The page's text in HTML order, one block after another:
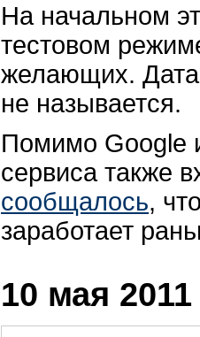
На начальном
тестовом
желающих. Дата
не называется.
Помимо Google
сервиса также
сообщалось,
заработает
10 мая